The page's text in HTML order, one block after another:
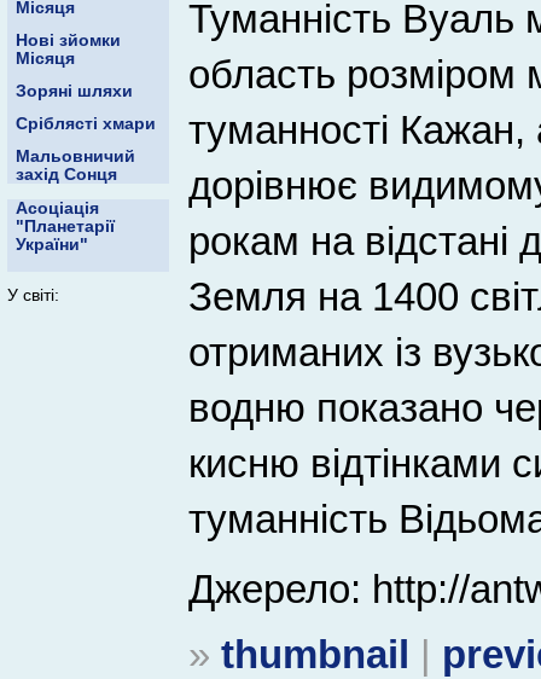
Місяця
Нові зйомки
Місяця
Зоряні шляхи
Сріблясті хмари
Мальовничий
захід Сонця
Асоціація
"Планетарії
України"
У світі:
Туманність
область розміром
туманності
дорівнює
рокам на відстані
Земля на 1400
отриманих із
водню показано
кисню відтінками
туманність
Джерело: http://
» thumbnail |